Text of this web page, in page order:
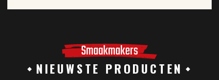
Smaakmakers
NIEUWSTE PRODUCTEN